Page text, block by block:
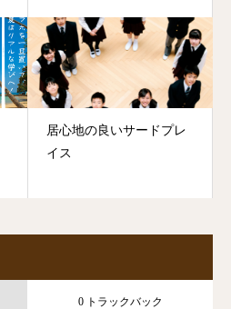
居心地の良いサードプレ
イス
0 トラックバック